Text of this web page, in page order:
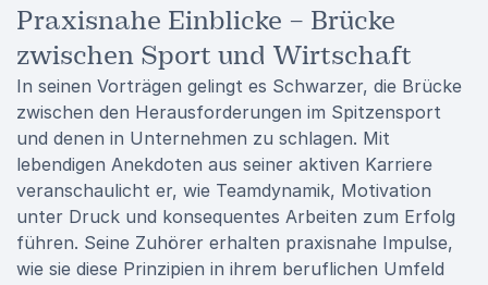
Praxisnahe Einblicke – Brücke
zwischen Sport und Wirtschaft
In seinen Vorträgen gelingt es Schwarzer, die Brücke
zwischen den Herausforderungen im Spitzensport
und denen in Unternehmen zu schlagen. Mit
lebendigen Anekdoten aus seiner aktiven Karriere
veranschaulicht er, wie Teamdynamik, Motivation
unter Druck und konsequentes Arbeiten zum Erfolg
führen. Seine Zuhörer erhalten praxisnahe Impulse,
wie sie diese Prinzipien in ihrem beruflichen Umfeld